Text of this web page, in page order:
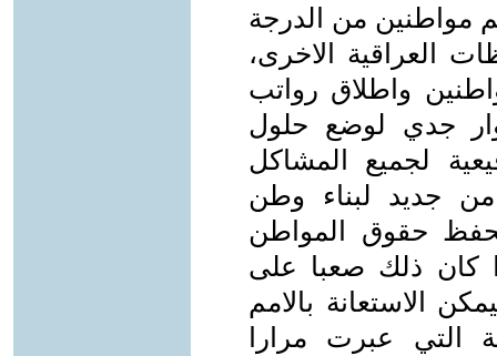
مواطنين من الدرجة
العراقية الاخرى،
واطلاق رواتب
جدي لوضع حلول
لجميع المشاكل
جديد لبناء وطن
حقوق المواطن
كان ذلك صعبا على
الاستعانة بالامم
التي عبرت مرارا